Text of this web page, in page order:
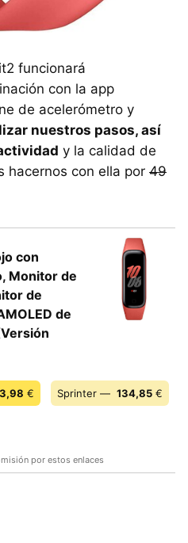
funcionará
con la app
de acelerómetro y
nuestros pasos, así
y la calidad de
hacernos con ella por 49
con
Monitor de
de
de
€ Sprinter — 134,85 €
por estos enlaces